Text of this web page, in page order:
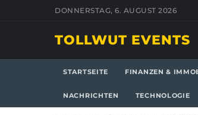
DONNERSTAG, 6. AUGUST 2026
TOLLWUT EVENTS
STARTSEITE FINANZEN &
NACHRICHTEN TECHNOLOGIE